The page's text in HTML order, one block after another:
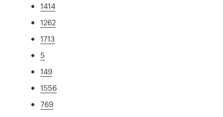
1414
1262
1713
5
149
1556
769